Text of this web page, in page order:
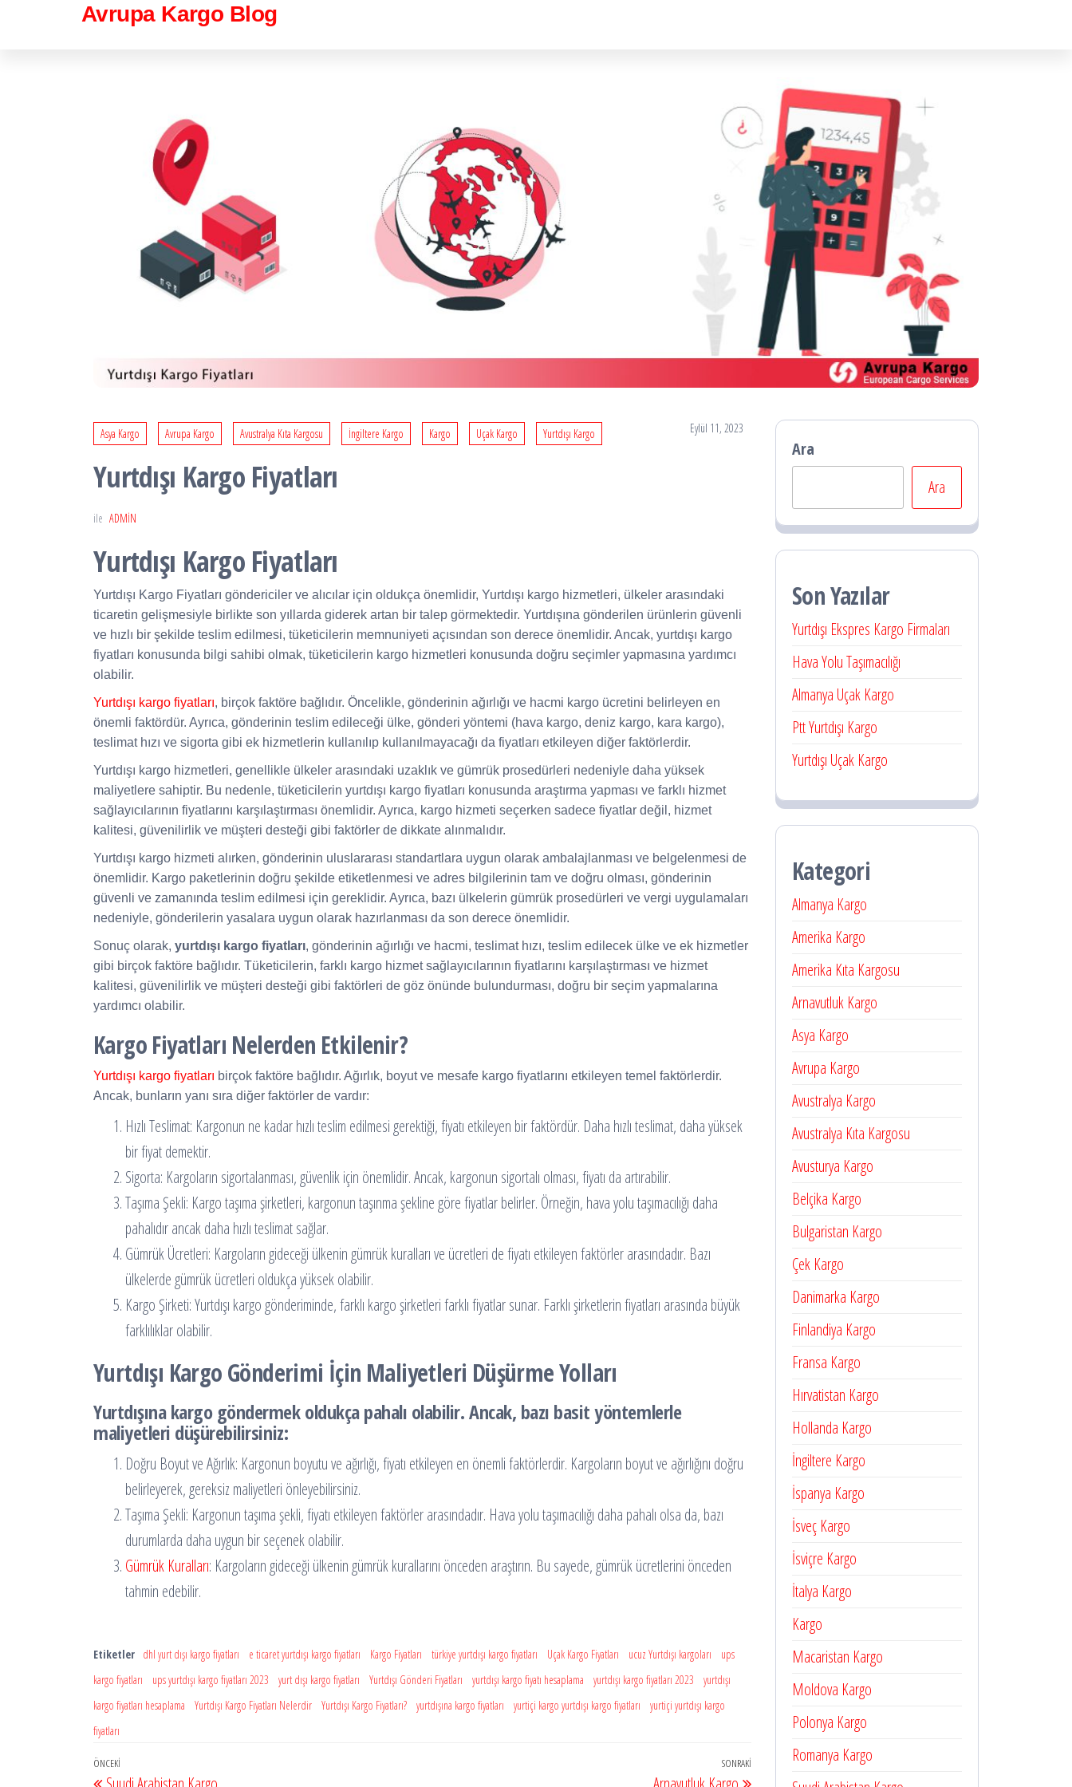
Avrupa Kargo Blog
Asya Kargo Avrupa Kargo Avustralya Kıta Kargosu İngiltere Kargo Kargo Uçak Kargo Yurtdışı Kargo Eylül 11, 2023
Yurtdışı Kargo Fiyatları
ile ADMIN
Yurtdışı Kargo Fiyatları
Yurtdışı Kargo Fiyatları göndericiler ve alıcılar için oldukça önemlidir, Yurtdışı kargo hizmetleri, ülkeler arasındaki
ticaretin gelişmesiyle birlikte son yıllarda giderek artan bir talep görmektedir. Yurtdışına gönderilen ürünlerin güvenli
ve hızlı bir şekilde teslim edilmesi, tüketicilerin memnuniyeti açısından son derece önemlidir. Ancak, yurtdışı kargo
fiyatları konusunda bilgi sahibi olmak, tüketicilerin kargo hizmetleri konusunda doğru seçimler yapmasına yardımcı
olabilir.
Yurtdışı kargo fiyatları, birçok faktöre bağlıdır. Öncelikle, gönderinin ağırlığı ve hacmi kargo ücretini belirleyen en
önemli faktördür. Ayrıca, gönderinin teslim edileceği ülke, gönderi yöntemi (hava kargo, deniz kargo, kara kargo),
teslimat hızı ve sigorta gibi ek hizmetlerin kullanılıp kullanılmayacağı da fiyatları etkileyen diğer faktörlerdir.
Yurtdışı kargo hizmetleri, genellikle ülkeler arasındaki uzaklık ve gümrük prosedürleri nedeniyle daha yüksek
maliyetlere sahiptir. Bu nedenle, tüketicilerin yurtdışı kargo fiyatları konusunda araştırma yapması ve farklı hizmet
sağlayıcılarının fiyatlarını karşılaştırması önemlidir. Ayrıca, kargo hizmeti seçerken sadece fiyatlar değil, hizmet
kalitesi, güvenilirlik ve müşteri desteği gibi faktörler de dikkate alınmalıdır.
Yurtdışı kargo hizmeti alırken, gönderinin uluslararası standartlara uygun olarak ambalajlanması ve belgelenmesi de
önemlidir. Kargo paketlerinin doğru şekilde etiketlenmesi ve adres bilgilerinin tam ve doğru olması, gönderinin
güvenli ve zamanında teslim edilmesi için gereklidir. Ayrıca, bazı ülkelerin gümrük prosedürleri ve vergi uygulamaları
nedeniyle, gönderilerin yasalara uygun olarak hazırlanması da son derece önemlidir.
Sonuç olarak, yurtdışı kargo fiyatları, gönderinin ağırlığı ve hacmi, teslimat hızı, teslim edilecek ülke ve ek hizmetler
gibi birçok faktöre bağlıdır. Tüketicilerin, farklı kargo hizmet sağlayıcılarının fiyatlarını karşılaştırması ve hizmet
kalitesi, güvenilirlik ve müşteri desteği gibi faktörleri de göz önünde bulundurması, doğru bir seçim yapmalarına
yardımcı olabilir.
Kargo Fiyatları Nelerden Etkilenir?
Yurtdışı kargo fiyatları birçok faktöre bağlıdır. Ağırlık, boyut ve mesafe kargo fiyatlarını etkileyen temel faktörlerdir.
Ancak, bunların yanı sıra diğer faktörler de vardır:
Hızlı Teslimat: Kargonun ne kadar hızlı teslim edilmesi gerektiği, fiyatı etkileyen bir faktördür. Daha hızlı teslimat, daha yüksek
bir fiyat demektir.
Sigorta: Kargoların sigortalanması, güvenlik için önemlidir. Ancak, kargonun sigortalı olması, fiyatı da artırabilir.
Taşıma Şekli: Kargo taşıma şirketleri, kargonun taşınma şekline göre fiyatlar belirler. Örneğin, hava yolu taşımacılığı daha
pahalıdır ancak daha hızlı teslimat sağlar.
Gümrük Ücretleri: Kargoların gideceği ülkenin gümrük kuralları ve ücretleri de fiyatı etkileyen faktörler arasındadır. Bazı
ülkelerde gümrük ücretleri oldukça yüksek olabilir.
Kargo Şirketi: Yurtdışı kargo gönderiminde, farklı kargo şirketleri farklı fiyatlar sunar. Farklı şirketlerin fiyatları arasında büyük
farklılıklar olabilir.
Yurtdışı Kargo Gönderimi İçin Maliyetleri Düşürme Yolları
Yurtdışına kargo göndermek oldukça pahalı olabilir. Ancak, bazı basit yöntemlerle
maliyetleri düşürebilirsiniz:
Doğru Boyut ve Ağırlık: Kargonun boyutu ve ağırlığı, fiyatı etkileyen en önemli faktörlerdir. Kargoların boyut ve ağırlığını doğru
belirleyerek, gereksiz maliyetleri önleyebilirsiniz.
Taşıma Şekli: Kargonun taşıma şekli, fiyatı etkileyen faktörler arasındadır. Hava yolu taşımacılığı daha pahalı olsa da, bazı
durumlarda daha uygun bir seçenek olabilir.
Gümrük Kuralları: Kargoların gideceği ülkenin gümrük kurallarını önceden araştırın. Bu sayede, gümrük ücretlerini önceden
tahmin edebilir.
Etiketler dhl yurt dışı kargo fiyatları e ticaret yurtdışı kargo fiyatları Kargo Fiyatları türkiye yurtdışı kargo fiyatları Uçak Kargo Fiyatları ucuz Yurtdışı kargoları
ups
kargo fiyatları
ups yurtdışı kargo fiyatları 2023 yurt dışı kargo fiyatları Yurtdışı Gönderi Fiyatları yurtdışı kargo fiyatı hesaplama yurtdışı kargo fiyatları 2023
yurtdışı
kargo fiyatları hesaplama
Yurtdışı Kargo Fiyatları Nelerdir Yurtdışı Kargo Fiyatları? yurtdışına kargo fiyatları yurtiçi kargo yurtdışı kargo fiyatları
yurtiçi yurtdışı kargo
fiyatları
Yazı
Önceki
ÖNCEKI SONRAKI
Ara
Ara
Son Yazılar
Yurtdışı Ekspres Kargo Firmaları
Hava Yolu Taşımacılığı
Almanya Uçak Kargo
Ptt Yurtdışı Kargo
Yurtdışı Uçak Kargo
Kategori
Almanya Kargo
Amerika Kargo
Amerika Kıta Kargosu
Arnavutluk Kargo
Asya Kargo
Avrupa Kargo
Avustralya Kargo
Avustralya Kıta Kargosu
Avusturya Kargo
Belçika Kargo
Bulgaristan Kargo
Çek Kargo
Danimarka Kargo
Finlandiya Kargo
Fransa Kargo
Hırvatistan Kargo
Hollanda Kargo
İngiltere Kargo
İspanya Kargo
İsveç Kargo
İsviçre Kargo
İtalya Kargo
Kargo
Macaristan Kargo
Moldova Kargo
Polonya Kargo
Romanya Kargo